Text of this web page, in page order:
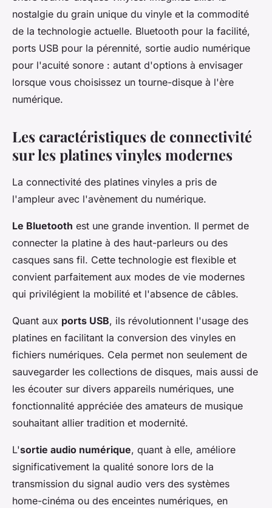
rechercher dans un tourne-
disque vinyle
François•16 mars 2024 •3 min de lecture
nostalgie du grain unique du vinyle et la commodité
de la technologie actuelle. Bluetooth pour la facilité,
ports USB pour la pérennité, sortie audio numérique
pour l'acuité sonore : autant d'options à envisager
lorsque vous choisissez un tourne-disque à l'ère
numérique.
Les caractéristiques de connectivité
sur les platines vinyles modernes
La connectivité des platines vinyles a pris de
l'ampleur avec l'avènement du numérique.
Le Bluetooth est une grande invention. Il permet de
connecter la platine à des haut-parleurs ou des
casques sans fil. Cette technologie est flexible et
convient parfaitement aux modes de vie modernes
qui privilégient la mobilité et l'absence de câbles.
Quant aux ports USB, ils révolutionnent l'usage des
platines en facilitant la conversion des vinyles en
fichiers numériques. Cela permet non seulement de
sauvegarder les collections de disques, mais aussi de
les écouter sur divers appareils numériques, une
fonctionnalité appréciée des amateurs de musique
souhaitant allier tradition et modernité.
L'sortie audio numérique, quant à elle, améliore
significativement la qualité sonore lors de la
transmission du signal audio vers des systèmes
home-cinéma ou des enceintes numériques, en